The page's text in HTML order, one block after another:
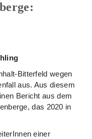
Bitterfeld wegen
aus. Aus diesem
Bericht aus dem
das 2020 in
einer